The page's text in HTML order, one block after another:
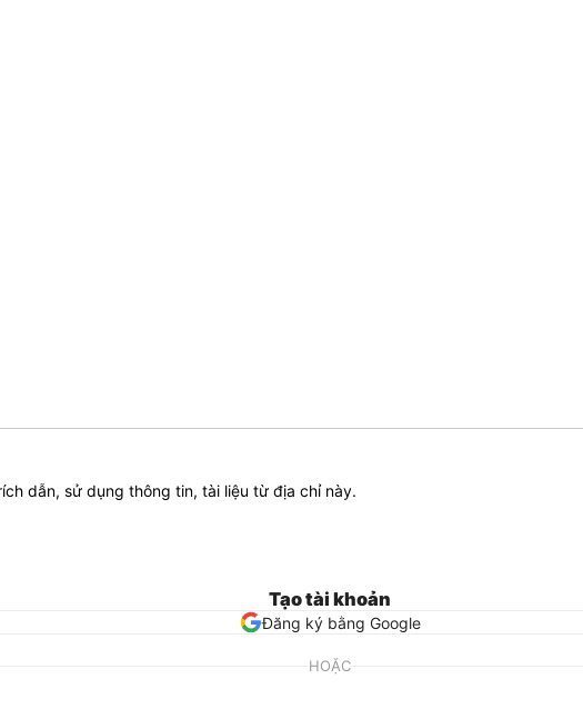
dẫn, sử dụng thông tin, tài liệu từ địa chỉ này.
Tạo tài khoản
Đăng ký bằng Google
HOẶC